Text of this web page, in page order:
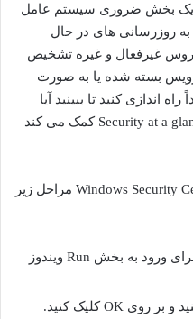
سرویس Windows Security Center یک بخش ضروری سیستم عامل
به روزرسانی های در حال
ویروس غیرفعال و غیره تشخیص
بسته شده یا به صورت
اندازی کنید تا ببینید آیا
انجام این مورد در جهت رفع ارور Security at a glance کمک می کند
برای راه اندازی مجدد سرویس Windows Security Center مراحل زیر
دکمه های ترکیبی Win + R را برای ورود به بخش Run ویندوز